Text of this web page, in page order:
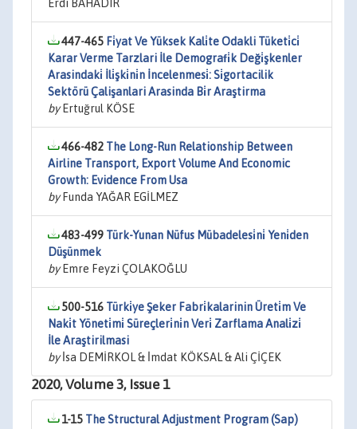
Erdi BAHADIR
447-465 Fi̇yat Ve Yüksek Kali̇te Odakli Tüketi̇ci̇
Karar Verme Tarzlari İle Demografi̇k Deği̇şkenler
Arasindaki̇ İli̇şki̇ni̇n İncelenmesi̇: Si̇gortacilik
Sektörü Çalişanlari Arasinda Bi̇r Araştirma
byErtuğrul KÖSE
466-482 The Long-Run Relationship Between
Airline Transport, Export Volume And Economic
Growth: Evidence From Usa
byFunda YAĞAR EGİLMEZ
483-499 Türk-Yunan Nüfus Mübadelesi̇ni̇ Yeni̇den
Düşünmek
byEmre Feyzi ÇOLAKOĞLU
500-516 Türki̇ye Şeker Fabri̇kalarinin Üreti̇m Ve
Naki̇t Yöneti̇mi̇ Süreçleri̇ni̇n Veri̇ Zarflama Anali̇zi̇
İle Araştirilmasi
byİ̇sa DEMİRKOL & İ̇mdat KÖKSAL & Ali ÇİÇEK
2020, Volume 3, Issue 1
1-15 The Structural Adjustment Program (Sap)